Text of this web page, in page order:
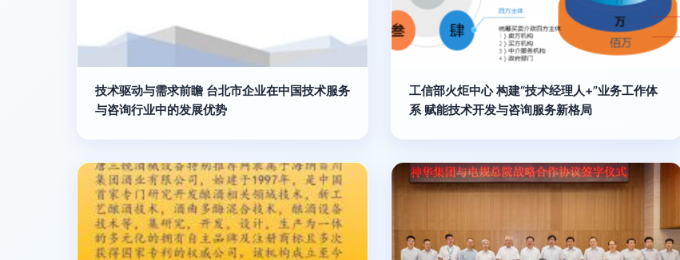
技术驱动与需求前瞻 台北市企业在中国技术服务
与咨询行业中的发展优势
工信部火炬中心 构建“技术经理人+”业务工作体
系 赋能技术开发与咨询服务新格局